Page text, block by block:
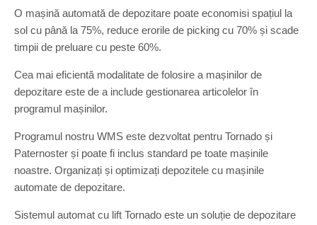
O mașină automată de depozitare poate economisi spațiul la
sol cu până la 75%, reduce erorile de picking cu 70% și scade
timpii de preluare cu peste 60%.
Cea mai eficientă modalitate de folosire a mașinilor de
depozitare este de a include gestionarea articolelor în
programul mașinilor.
Programul nostru WMS este dezvoltat pentru Tornado și
Paternoster și poate fi inclus standard pe toate mașinile
noastre. Organizați și optimizați depozitele cu mașinile
automate de depozitare.
Sistemul automat cu lift Tornado este un soluție de depozitare